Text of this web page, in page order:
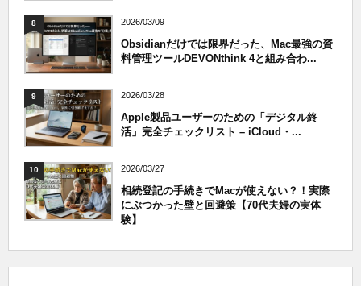
8 2026/03/09
Obsidianだけでは限界だった、Mac最強の資
料管理ツールDEVONthink 4と組み合わ...
9 2026/03/28
Apple製品ユーザーのための「デジタル終
活」完全チェックリスト – iCloud・...
10 2026/03/27
相続登記の手続きでMacが使えない？！実際
にぶつかった壁と回避策【70代夫婦の実体
験】